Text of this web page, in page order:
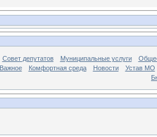
Совет депутатов Муниципальные услуги
Важное Комфортная среда Новости
Устав МО